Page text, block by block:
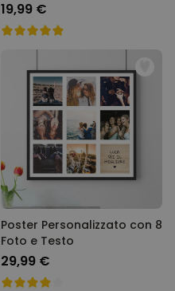
19,99 €
Poster Personalizzato con 8
Foto e Testo
29,99 €